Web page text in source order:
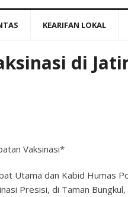
KEARIFAN LOKAL
di
Vaksinasi*
Utama dan Kabid Humas
Presisi, di Taman